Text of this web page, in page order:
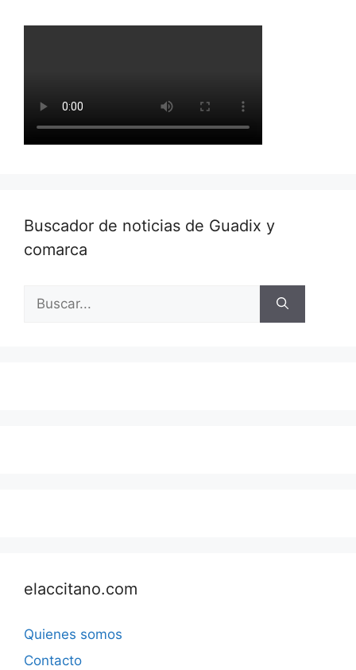
Buscador de noticias de Guadix y
comarca
elaccitano.com
Quienes somos
Contacto